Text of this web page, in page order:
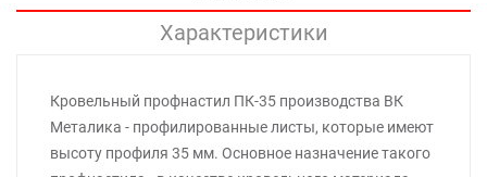
Характеристики
Кровельный профнастил ПК-35 производства ВК
Металика - профилированные листы, которые имеют
высоту профиля 35 мм. Основное назначение такого